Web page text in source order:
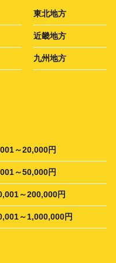
東北地方
近畿地方
九州地方
～20,000円
～50,000円
～200,000円
～1,000,000円